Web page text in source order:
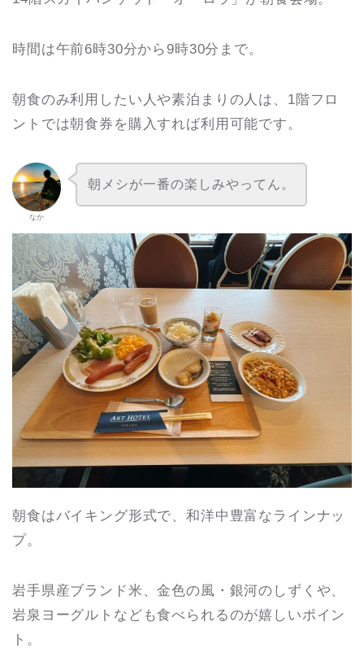
時間は午前6時30分から9時30分まで。
朝食のみ利用したい人や素泊まりの人は、1階フロ
ントでは朝食券を購入すれば利用可能です。
なか
朝メシが一番の楽しみやってん。
朝食はバイキング形式で、和洋中豊富なラインナッ
プ。
岩手県産ブランド米、金色の風・銀河のしずくや、
岩泉ヨーグルトなども食べられるのが嬉しいポイン
ト。